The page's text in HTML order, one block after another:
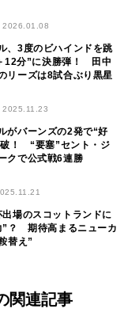
2026.01.08
、3度のビハインドを跳
12分”に決勝弾！ 田中
リーズは8試合ぶり黒星
2025.11.23
がバーンズの2発で“好
！ “要塞”セント・ジ
クで公式戦6連勝
場のスコットランドに
”？ 期待高まるニューカ
替え”
関連記事